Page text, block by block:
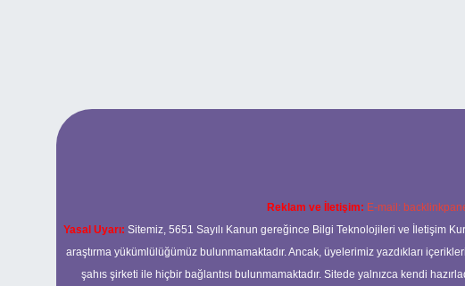
Reklam ve İletişim: E-mail:
Yasal Uyarı: Sitemiz, 5651 Sayılı Kanun gereğince Bilgi Teknolojileri ve İletişim
araştırma yükümlülüğümüz bulunmamaktadır. Ancak, üyelerimiz yazdıkları
şahıs şirketi ile hiçbir bağlantısı bulunmamaktadır. Sitede yalnızca kendi